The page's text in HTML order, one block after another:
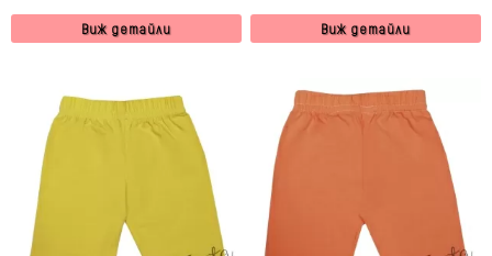
Виж детайли Виж детайли